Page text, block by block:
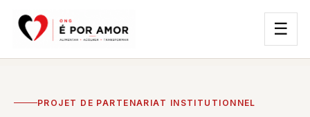
☰
PROJET DE PARTENARIAT INSTITUTIONNEL